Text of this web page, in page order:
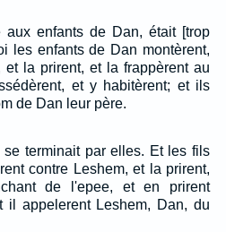
enfants de Dan, était [trop
les enfants de Dan montèrent,
et la prirent, et la frappèrent au
et y habitèrent; et ils
de Dan leur père.
terminait par elles. Et les fils
contre Leshem, et la prirent,
de l'epee, et en prirent
il appelerent Leshem, Dan, du